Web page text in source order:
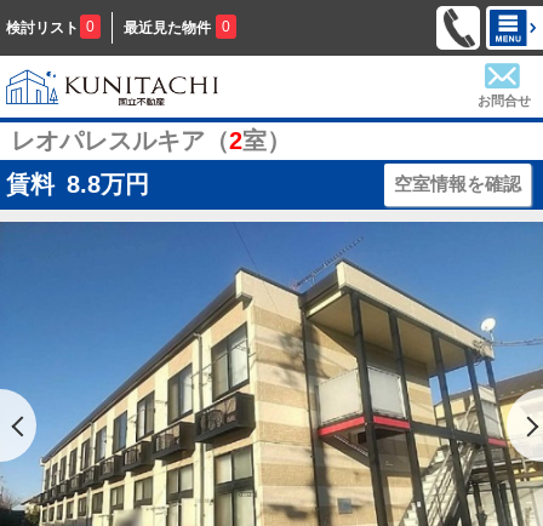
検討リスト 0 最近見た物件 0
お問合せ
レオパレスルキア（2室）
賃料 8.8万円 空室情報を確認